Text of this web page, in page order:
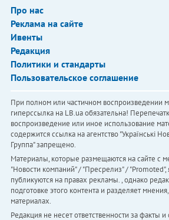
Про нас
Реклама на сайте
Ивенты
Редакция
Политики и стандарты
Пользовательское соглашение
При полном или частичном воспроизведении
гиперссылка на LB.ua обязательна!
воспроизведение или иное использование
содержится ссылка на агентство "Українськi
Группа" запрещено.
Материалы, которые размещаются на сайте с
"Новости компаний" / "Пресрелиз" /
публикуются на правах рекламы. , однако
подготовке этого контента и разделяет
материалах.
Редакция не несет ответственности за факты